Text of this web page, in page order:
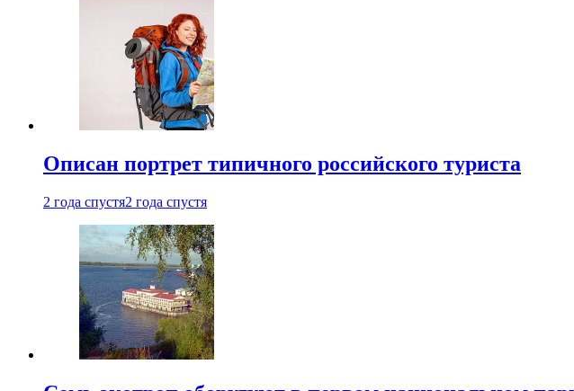
Описан портрет типичного российского туриста
2 года спустя2 года спустя